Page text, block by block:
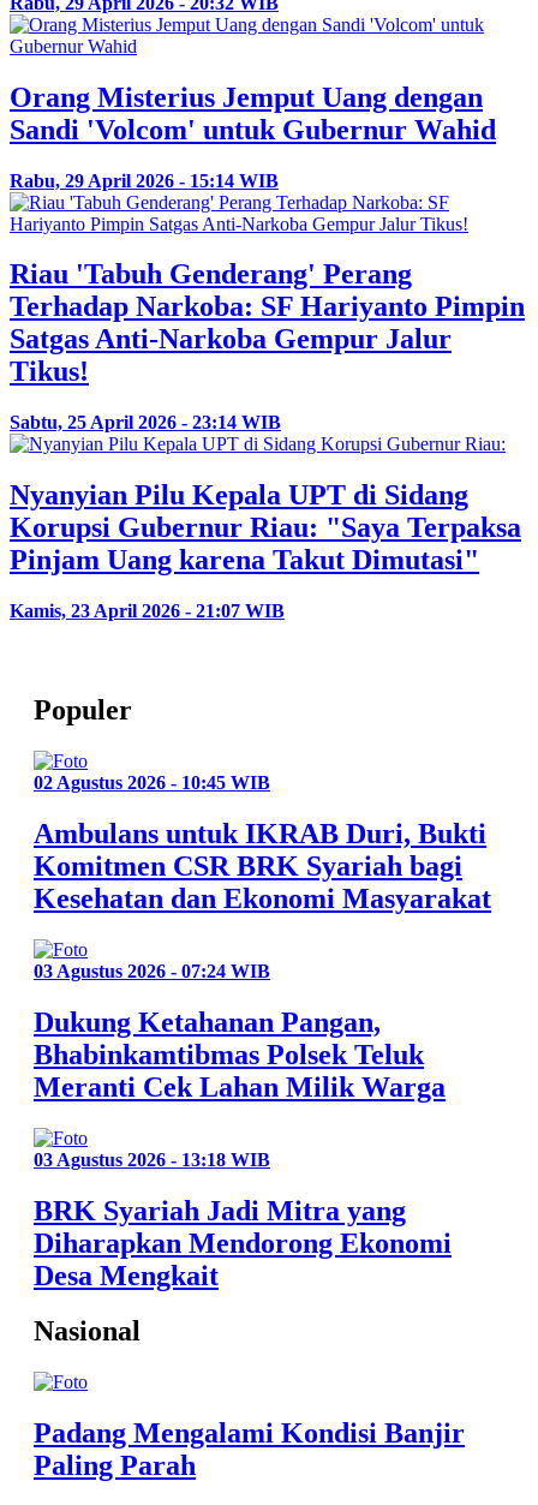
Orang Misterius Jemput Uang dengan
Sandi 'Volcom' untuk Gubernur Wahid
Rabu, 29 April 2026 - 15:14 WIB
Riau 'Tabuh Genderang' Perang
Terhadap Narkoba: SF Hariyanto Pimpin
Satgas Anti-Narkoba Gempur Jalur
Tikus!
Sabtu, 25 April 2026 - 23:14 WIB
Nyanyian Pilu Kepala UPT di Sidang
Korupsi Gubernur Riau: "Saya Terpaksa
Pinjam Uang karena Takut Dimutasi"
Kamis, 23 April 2026 - 21:07 WIB
Populer
02 Agustus 2026 - 10:45 WIB
Ambulans untuk IKRAB Duri, Bukti
Komitmen CSR BRK Syariah bagi
Kesehatan dan Ekonomi Masyarakat
03 Agustus 2026 - 07:24 WIB
Dukung Ketahanan Pangan,
Bhabinkamtibmas Polsek Teluk
Meranti Cek Lahan Milik Warga
03 Agustus 2026 - 13:18 WIB
BRK Syariah Jadi Mitra yang
Diharapkan Mendorong Ekonomi
Desa Mengkait
Nasional
Padang Mengalami Kondisi Banjir
Paling Parah